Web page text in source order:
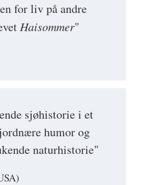
for liv på andre
Haisommer"
sjøhistorie i et
humor og
naturhistorie"